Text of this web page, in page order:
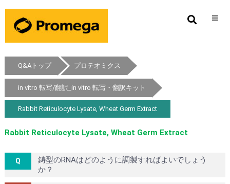
Q&Aトップ プロテオミクス
in vitro 転写/翻訳_in vitro 転写・翻訳キット
Rabbit Reticulocyte Lysate, Wheat Germ Extract
Rabbit Reticulocyte Lysate, Wheat Germ Extract
鋳型のRNAはどのように調製すればよいでしょう
か？